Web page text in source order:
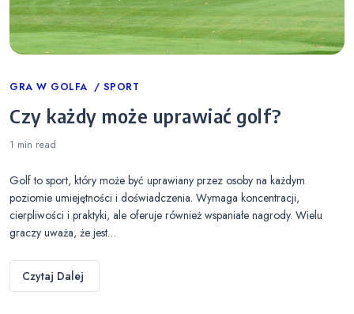
Categories
GRA W GOLFA SPORT
Czy każdy może uprawiać golf?
1 min read
Golf to sport, który może być uprawiany przez osoby na każdym
poziomie umiejętności i doświadczenia. Wymaga koncentracji,
cierpliwości i praktyki, ale oferuje również wspaniałe nagrody. Wielu
graczy uważa, że jest…
Czytaj Dalej